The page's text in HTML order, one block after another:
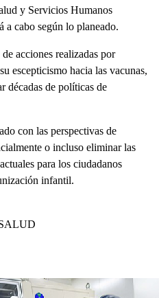
y Servicios Humanos
a cabo según lo planeado.
acciones realizadas por
escepticismo hacia las vacunas,
décadas de políticas de
con las perspectivas de
o incluso eliminar las
para los ciudadanos
infantil.